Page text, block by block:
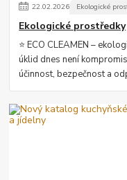
22.02.2026 Ekologické
Ekologické prostředky
⭐ ECO CLEAMEN –
úklid dnes není
účinnost, bezpečnost a